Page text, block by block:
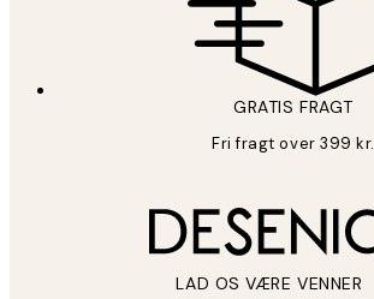
GRATIS FRAGT
Fri fragt over 399 kr.
LAD OS VÆRE VENNER